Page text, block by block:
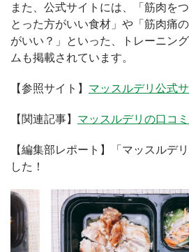
また、公式サイトには、「筋肉を
とった方がいい食材」や「筋肉痛
がいい？」といった、トレーニン
ムも掲載されています。
【参照サイト】 マッスルデリ公式
【関連記事】 マッスルデリの口コ
【編集部レポート】「マッスルデ
した！